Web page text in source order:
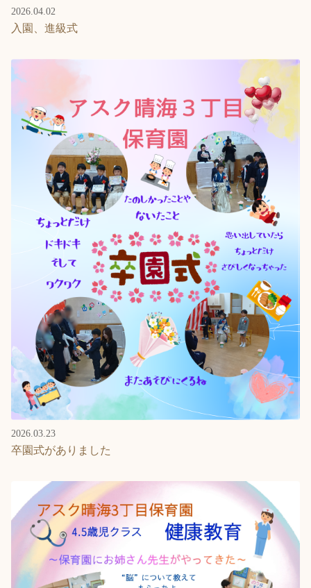
2026.04.02
入園、進級式
2026.03.23
卒園式がありました